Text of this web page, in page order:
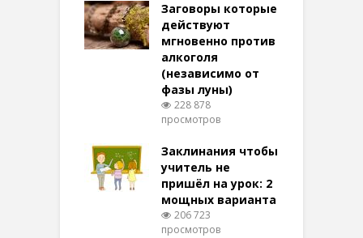
Заговоры которые
действуют
мгновенно против
алкоголя
(независимо от
фазы луны)
228 878
просмотров
Заклинания чтобы
учитель не
пришёл на урок: 2
мощных варианта
206 723
просмотров